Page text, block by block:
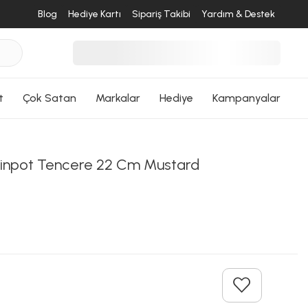
Blog Hediye Kartı Sipariş Takibi Yardım & Destek
Çok Satan Markalar Hediye Kampanyalar
Dön
Tencere 22 Cm Mustard